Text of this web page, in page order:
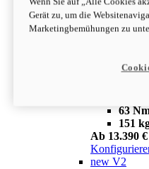
63
151
Ab 13.890 €
63
151
Ab 13.390 €
new V2
Gerät zu, um die
Marketingbemühungen zu